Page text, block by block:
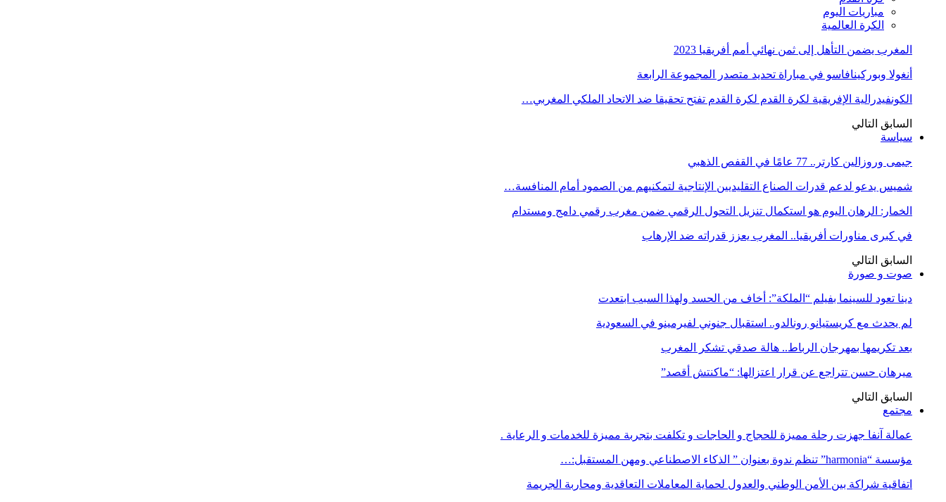
مباريات اليوم
الكرة العالمية
المغرب يضمن التأهل إلى ثمن نهائي أمم أفريقيا 2023
أنغولا وبوركينافاسو في مباراة تحديد متصدر المجموعة الرابعة
الكونفيدرالية الإفريقية لكرة القدم لكرة القدم تفتح تحقيقا ضد الاتحاد الملكي المغربي…
السابق التالي
سياسة
جيمى وروزالين كارتر.. 77 عامًا في القفص الذهبي
شميس يدعو لدعم قدرات الصناع التقليديين الإنتاجية لتمكنيهم من الصمود أمام المنافسة…
الخمار: الرهان اليوم هو استكمال تنزيل التحول الرقمي ضمن مغرب رقمي دامج ومستدام
في كبرى مناورات أفريقيا.. المغرب يعزز قدراته ضد الإرهاب
السابق التالي
صوت و صورة
دينا تعود للسينما بفيلم “الملكة”: أخاف من الحسد ولهذا السبب ابتعدت
لم يحدث مع كريستيانو رونالدو.. استقبال جنوني لفيرمينو في السعودية
بعد تكريمها بمهرجان الرباط.. هالة صدقي تشكر المغرب
ميرهان حسن تتراجع عن قرار اعتزالها: “ماكنتش أقصد”
السابق التالي
مجتمع
عمالة آنفا جهزت رحلة مميزة للحجاج و الحاجات و تكلفت بتجربة مميزة للخدمات و الرعاية .
مؤسسة “harmonia” تنظم ندوة بعنوان ” الذكاء الاصطناعي ومهن المستقبل:…
اتفاقية شراكة بين الأمن الوطني والعدول لحماية المعاملات التعاقدية ومحاربة الجريمة